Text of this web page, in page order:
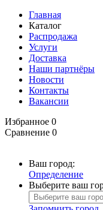
Главная
Каталог
Распродажа
Услуги
Доставка
Наши партнёры
Новости
Контакты
Вакансии
Избранное 0
Сравнение 0
Ваш город:
Определение
Выберите ваш